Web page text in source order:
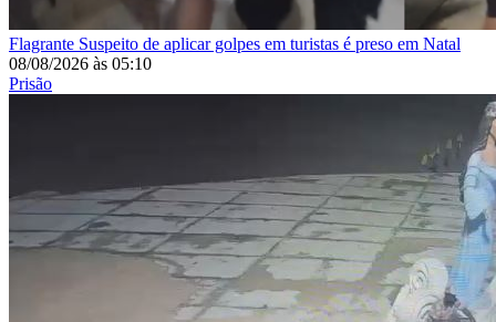
Flagrante Suspeito de aplicar golpes em turistas é preso em Natal
08/08/2026 às 05:10
Prisão